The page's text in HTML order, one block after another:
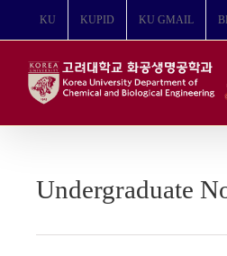
뛰
KU KUPID KU GMAIL
Undergraduate